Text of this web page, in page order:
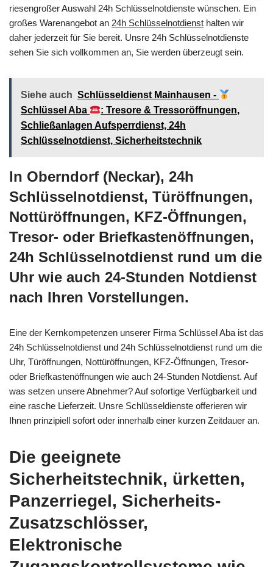
riesengroßer Auswahl 24h Schlüsselnotdienste wünschen. Ein
großes Warenangebot an 24h Schlüsselnotdienst halten wir
daher jederzeit für Sie bereit. Unsre 24h Schlüsselnotdienste
sehen Sie sich vollkommen an, Sie werden überzeugt sein.
Siehe auch Schlüsseldienst Mainhausen -
Schlüssel Aba
: Tresore & Tressoröffnungen,
Schließanlagen Aufsperrdienst, 24h
Schlüsselnotdienst, Sicherheitstechnik
In Oberndorf (Neckar), 24h
Schlüsselnotdienst, Türöffnungen,
Nottüröffnungen, KFZ-Öffnungen,
Tresor- oder Briefkastenöffnungen,
24h Schlüsselnotdienst rund um die
Uhr wie auch 24-Stunden Notdienst
nach Ihren Vorstellungen.
Eine der Kernkompetenzen unserer Firma Schlüssel Aba ist das
24h Schlüsselnotdienst und 24h Schlüsselnotdienst rund um die
Uhr, Türöffnungen, Nottüröffnungen, KFZ-Öffnungen, Tresor-
oder Briefkastenöffnungen wie auch 24-Stunden Notdienst. Auf
was setzen unsere Abnehmer? Auf sofortige Verfügbarkeit und
eine rasche Lieferzeit. Unsre Schlüsseldienste offerieren wir
Ihnen prinzipiell sofort oder innerhalb einer kurzen Zeitdauer an.
Die geeignete
Sicherheitstechnik, ürketten,
Panzerriegel, Sicherheits-
Zusatzschlösser,
Elektronische